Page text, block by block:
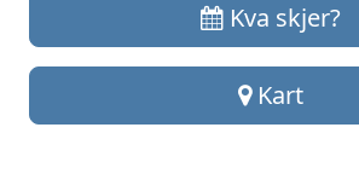
Kva skjer?
Kart